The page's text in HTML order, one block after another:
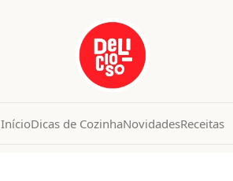
InícioDicas de CozinhaNovidadesReceitas